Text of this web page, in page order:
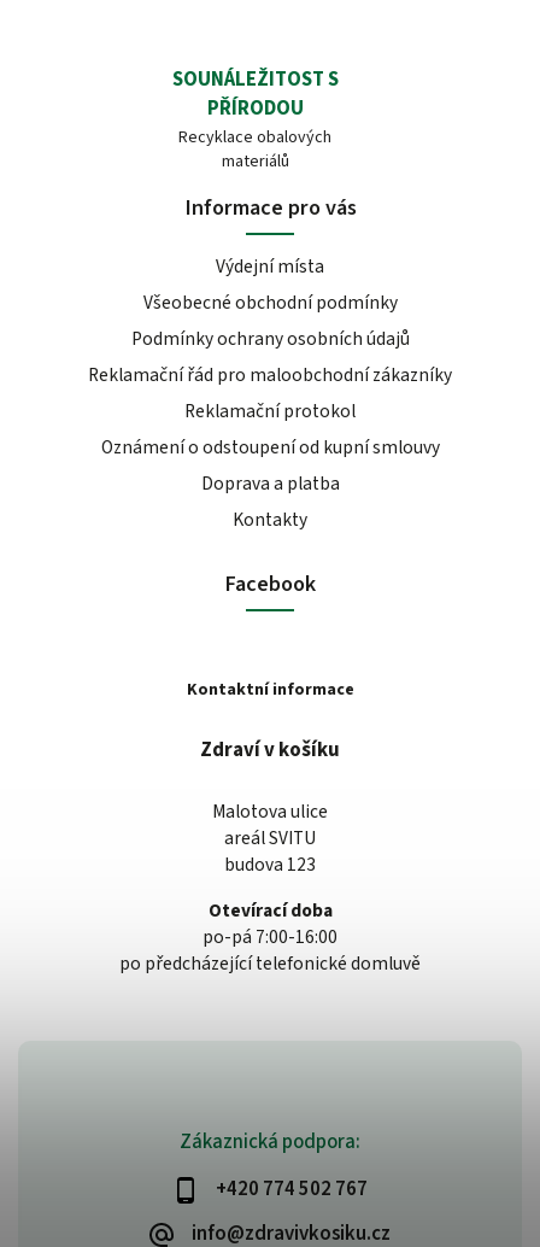
SOUNÁLEŽITOST S
PŘÍRODOU
Recyklace obalových
materiálů
Zákaznická podpora:
+420 774 502 767
info@zdravivkosiku.cz
Informace pro vás
Výdejní místa
Všeobecné obchodní podmínky
Podmínky ochrany osobních údajů
Reklamační řád pro maloobchodní zákazníky
Reklamační protokol
Oznámení o odstoupení od kupní smlouvy
Doprava a platba
Kontakty
Facebook
Kontaktní informace
Zdraví v košíku
Malotova ulice
areál SVITU
budova 123
Otevírací doba
po-pá 7:00-16:00
po předcházející telefonické domluvě